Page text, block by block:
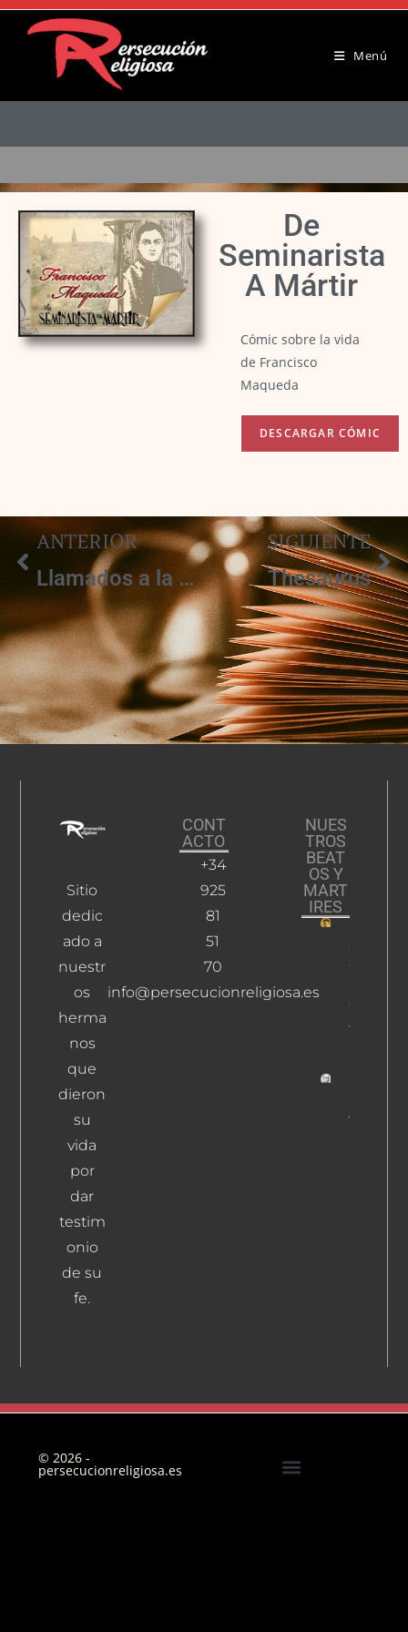
Menú
De
Seminarista
A Mártir
Cómic sobre la vida
de Francisco
Maqueda
ANTERIOR
Llamados a la santidad
SIGUIENTE
Thesaurus
Sitio
dedic
ado a
nuestr
os
herma
nos
que
dieron
su
vida
por
dar
testim
onio
de su
fe.
CONT
ACTO
+34
925
81
51
70
info@persecucionreligiosa.es
NUES
TROS
BEAT
OS Y
MART
IRES
García
Cruz,
Julián
Vega,
© 2026 -
persecucionreligiosa.es